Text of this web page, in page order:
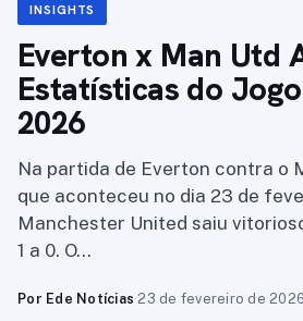
INSIGHTS
Everton x Man Utd
Estatísticas do Jogo
2026
Na partida de Everton contra o
que aconteceu no dia 23 de
Manchester United saiu
1 a 0. O…
Por Ede Notícias·23 de fevereiro de 2026